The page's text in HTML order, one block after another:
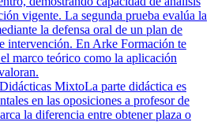
vigente. La segunda prueba evalúa la
la defensa oral de un plan de
intervención. En Arke Formación te
marco teórico como la aplicación
MixtoLa parte didáctica es
en las oposiciones a profesor de
la diferencia entre obtener plaza o